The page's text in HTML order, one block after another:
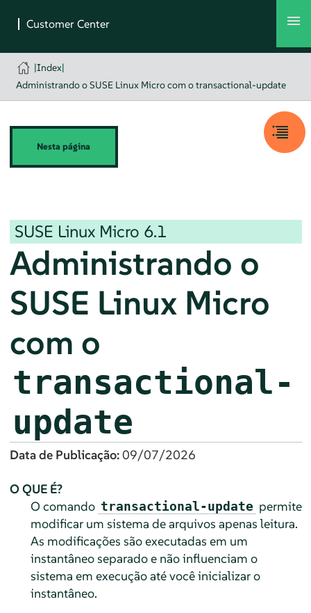
|Index|
Administrando o SUSE Linux Micro com o transactional-update
Nesta página
SUSE Linux Micro 6.1
Administrando o
SUSE Linux Micro
com o
transactional-
update
Data de Publicação:09/07/2026
O QUE É?
O comando transactional-update permite
modificar um sistema de arquivos apenas leitura.
As modificações são executadas em um
instantâneo separado e não influenciam o
sistema em execução até você inicializar o
instantâneo.